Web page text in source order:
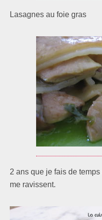
Lasagnes au foie gras
2 ans que je fais de
me ravissent.